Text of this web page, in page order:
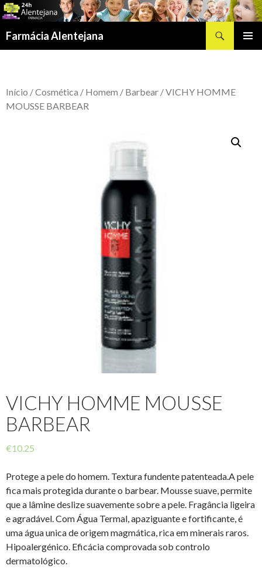
Farmácia Alentejana
Início /Cosmética / Homem / Barbear / VICHY HOMME
MOUSSE BARBEAR
VICHY HOMME MOUSSE
BARBEAR
€10.25
Protege a pele do homem. Textura fundente patenteada.A pele
fica mais protegida durante o barbear. Mousse suave, permite
que a lâmine deslize suavemente sobre a pele. Fragância ligeira
e agradável. Com Água Termal, apaziguante e fortificante, é
uma água unica de origem magmática, rica em minerais raros.
Hipoalergénico. Eficácia comprovada sob controlo
dermatológico.